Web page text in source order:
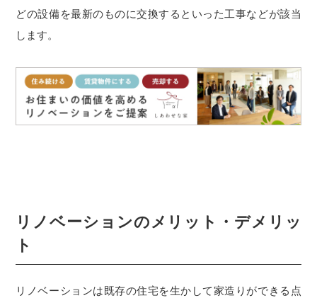
どの設備を最新のものに交換するといった工事などが該当
します。
リノベーションのメリット・デメリッ
ト
リノベーションは既存の住宅を生かして家造りができる点